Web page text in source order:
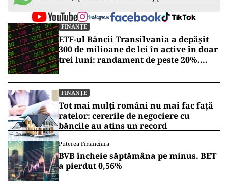
FINANȚE
ETF-ul Băncii Transilvania a depășit
300 de milioane de lei în active în doar
trei luni: randament de peste 20%.
corecții
FINANȚE
Tot mai mulți români nu mai fac față
ratelor: cererile de negociere cu
băncile au atins un record
Puterea Financiara
BVB încheie săptămâna pe minus. BET
a pierdut 0,56%